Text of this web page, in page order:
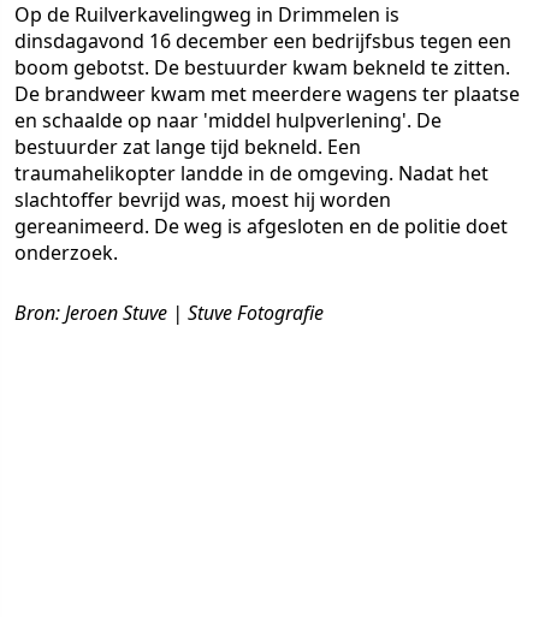
Op de Ruilverkavelingweg in Drimmelen is
dinsdagavond 16 december een bedrijfsbus tegen een
boom gebotst. De bestuurder kwam bekneld te zitten.
De brandweer kwam met meerdere wagens ter plaatse
en schaalde op naar 'middel hulpverlening'. De
bestuurder zat lange tijd bekneld. Een
traumahelikopter landde in de omgeving. Nadat het
slachtoffer bevrijd was, moest hij worden
gereanimeerd. De weg is afgesloten en de politie doet
onderzoek.
Bron: Jeroen Stuve | Stuve Fotografie